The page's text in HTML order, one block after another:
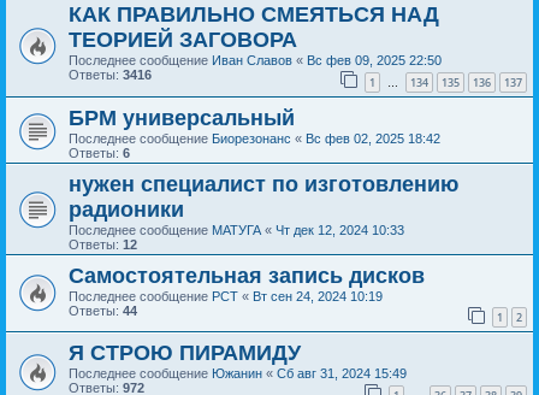
КАК ПРАВИЛЬНО СМЕЯТЬСЯ НАД
ТЕОРИЕЙ ЗАГОВОРА
Последнее сообщение Иван Славов « Вс фев 09, 2025 22:50
Ответы: 3416 1 134 135 136 137
БРМ универсальный
Последнее сообщение Биорезонанс « Вс фев 02, 2025 18:42
Ответы: 6
нужен специалист по изготовлению
радионики
Последнее сообщение МАТУГА « Чт дек 12, 2024 10:33
Ответы: 12
Самостоятельная запись дисков
Последнее сообщение РСТ « Вт сен 24, 2024 10:19
Ответы: 44 1 2
Я СТРОЮ ПИРАМИДУ
Последнее сообщение Южанин « Сб авг 31, 2024 15:49
Ответы: 972